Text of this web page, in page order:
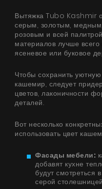
Вытяжка Tubo Kashmir
серым, золотым,
розовым и всей
материалов лучше
ясеневое или буковое
Чтобы сохранить
кашемир, следует
цветов, лаконичности
деталей.
Вот несколько
использовать цвет
Фасады мебели:
добавят кухне
будут смотреться
серой